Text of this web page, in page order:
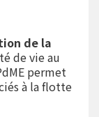
de la
de vie au
permet
à la flotte